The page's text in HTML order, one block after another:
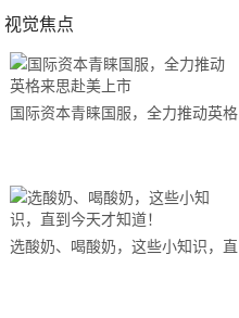
视觉焦点
国际资本青睐国服，全力推动英格
选酸奶、喝酸奶，这些小知识，直